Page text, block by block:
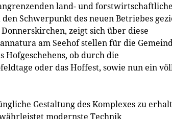
land- und
Schwerpunkt des neuen Betriebes
zeigt sich über diese
am Seehof stellen für die
ob durch die
oder das Hoffest, sowie nun ein
Gestaltung des Komplexes zu
modernste Technik